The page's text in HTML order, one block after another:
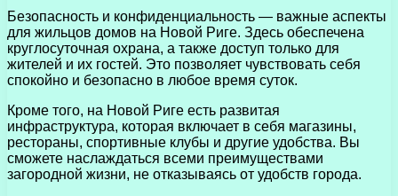
Безопасность и конфиденциальность — важные аспекты
для жильцов домов на Новой Риге. Здесь обеспечена
круглосуточная охрана, а также доступ только для
жителей и их гостей. Это позволяет чувствовать себя
спокойно и безопасно в любое время суток.
Кроме того, на Новой Риге есть развитая
инфраструктура, которая включает в себя магазины,
рестораны, спортивные клубы и другие удобства. Вы
сможете наслаждаться всеми преимуществами
загородной жизни, не отказываясь от удобств города.